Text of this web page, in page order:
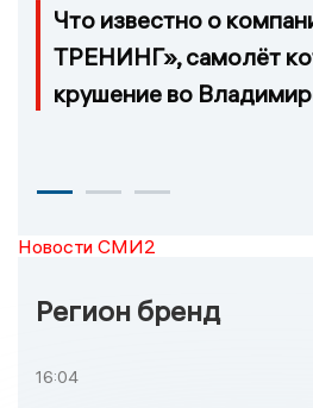
Что известно о
ТРЕНИНГ», самолёт
крушение во
Новости СМИ2
Регион бренд
16:04